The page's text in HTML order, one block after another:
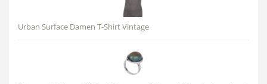
Urban Surface Damen T-Shirt Vintage